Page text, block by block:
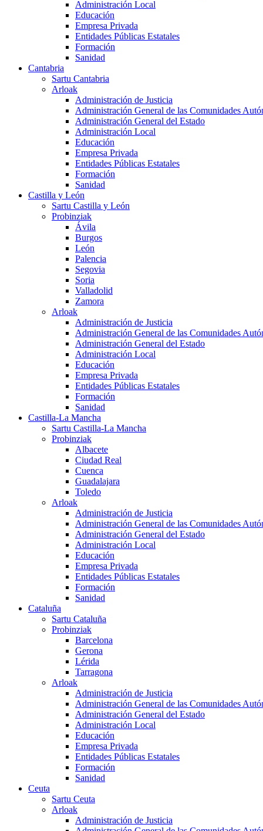
Administración Local
Educación
Empresa Privada
Entidades Públicas Estatales
Formación
Sanidad
Cantabria
Sartu Cantabria
Arloak
Administración de Justicia
Administración General de las Comunidades
Administración General del Estado
Administración Local
Educación
Empresa Privada
Entidades Públicas Estatales
Formación
Sanidad
Castilla y León
Sartu Castilla y León
Probinziak
Ávila
Burgos
León
Palencia
Segovia
Soria
Valladolid
Zamora
Arloak
Administración de Justicia
Administración General de las Comunidades
Administración General del Estado
Administración Local
Educación
Empresa Privada
Entidades Públicas Estatales
Formación
Sanidad
Castilla-La Mancha
Sartu Castilla-La Mancha
Probinziak
Albacete
Ciudad Real
Cuenca
Guadalajara
Toledo
Arloak
Administración de Justicia
Administración General de las Comunidades
Administración General del Estado
Administración Local
Educación
Empresa Privada
Entidades Públicas Estatales
Formación
Sanidad
Cataluña
Sartu Cataluña
Probinziak
Barcelona
Gerona
Lérida
Tarragona
Arloak
Administración de Justicia
Administración General de las Comunidades
Administración General del Estado
Administración Local
Educación
Empresa Privada
Entidades Públicas Estatales
Formación
Sanidad
Ceuta
Sartu Ceuta
Arloak
Administración de Justicia